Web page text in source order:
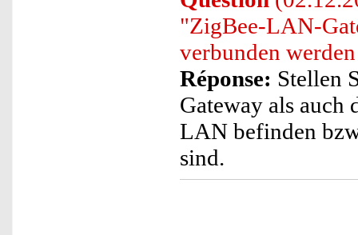
"ZigBee-LAN-
verbunden
Réponse: Stellen
Gateway als auch
LAN befinden
sind.